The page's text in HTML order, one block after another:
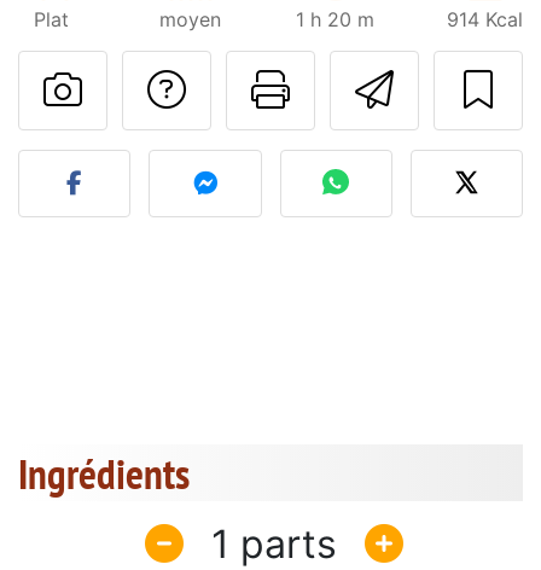
Plat moyen 1 h 20 m 914 Kcal
Imprimer
Poser une
Publier votre photo de
Ingrédients
1